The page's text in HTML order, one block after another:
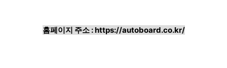
홈페이지 주소 :https://autoboard.co.kr/